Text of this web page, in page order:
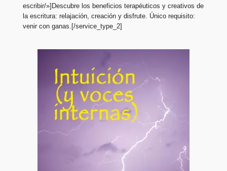
escribir/»]Descubre los beneficios terapéuticos y creativos de
la escritura: relajación, creación y disfrute. Único requisito:
venir con ganas.[/service_type_2]